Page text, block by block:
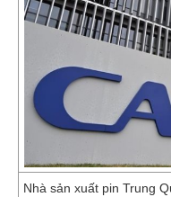
Nhà sản xuất pin Trung